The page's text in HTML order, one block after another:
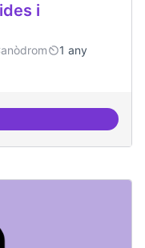
i
1 any
formació definides i